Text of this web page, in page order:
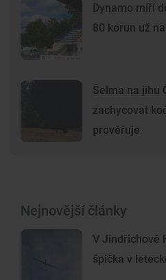
Dynamo míří
80 korun už
Šelma na jihu
zachycovat
prověřuje
Nejnovější články
V Jindřichově
špička v